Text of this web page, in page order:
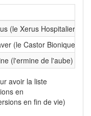
(le Xerus Hospitalier)
(le Castor Bionique)
(l'ermine de l'aube)
avoir la liste
en
en fin de vie)